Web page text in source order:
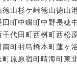
徳山杉ケ峠徳山徳山
田町中畷町中野長穂
千代田町西桝町西松
南町羽島橋本町蓮ヶ
町原原宿町晴海町東